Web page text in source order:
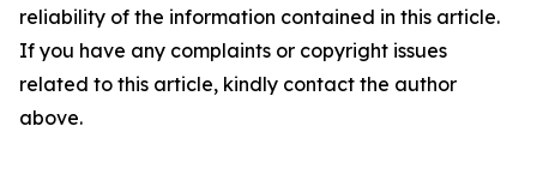
reliability of the information contained in this article.
If you have any complaints or copyright issues
related to this article, kindly contact the author
above.